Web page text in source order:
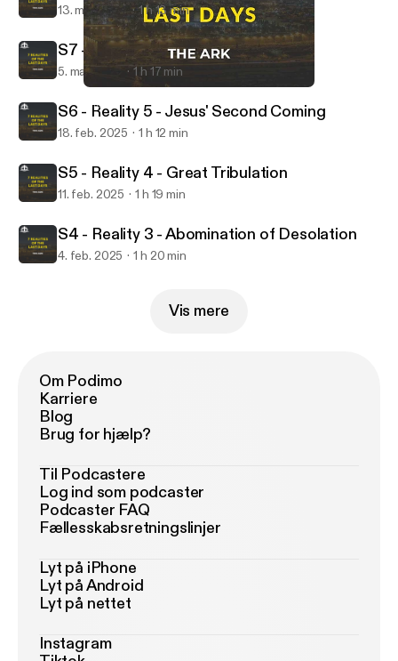
The Ark
13. mar. 2025 1 h 13 min
S7 - Reality 6 - Day of the Lord
5. mar. 2025 1 h 17 min
S6 - Reality 5 - Jesus' Second Coming
18. feb. 2025 1 h 12 min
S5 - Reality 4 - Great Tribulation
11. feb. 2025 1 h 19 min
S4 - Reality 3 - Abomination of Desolation
4. feb. 2025 1 h 20 min
Vis mere
Om Podimo
Karriere
Blog
Brug for hjælp?
Til Podcastere
Log ind som podcaster
Podcaster FAQ
Fællesskabsretningslinjer
Lyt på iPhone
Lyt på Android
Lyt på nettet
Instagram